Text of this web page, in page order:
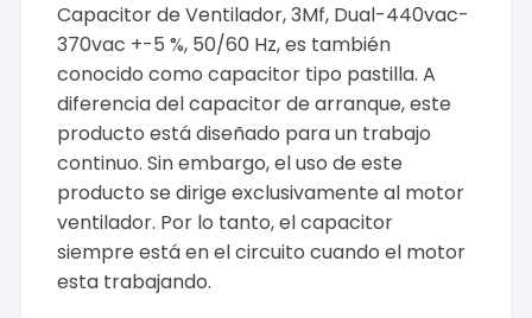
Capacitor de Ventilador, 3Mf, Dual-440vac-
370vac +-5 %, 50/60 Hz, es también
conocido como capacitor tipo pastilla. A
diferencia del capacitor de arranque, este
producto está diseñado para un trabajo
continuo. Sin embargo, el uso de este
producto se dirige exclusivamente al motor
ventilador. Por lo tanto, el capacitor
siempre está en el circuito cuando el motor
esta trabajando.